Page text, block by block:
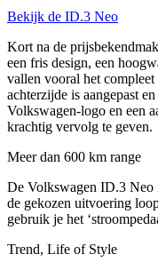
Bekijk de ID.3 Neo
Kort na de
een fris design, een
vallen vooral het
achterzijde is aangepast
Volkswagen-logo en een
krachtig vervolg te geven.
Meer dan 600 km range
De Volkswagen ID.3 Neo
de gekozen uitvoering
gebruik je het
Trend, Life of Style